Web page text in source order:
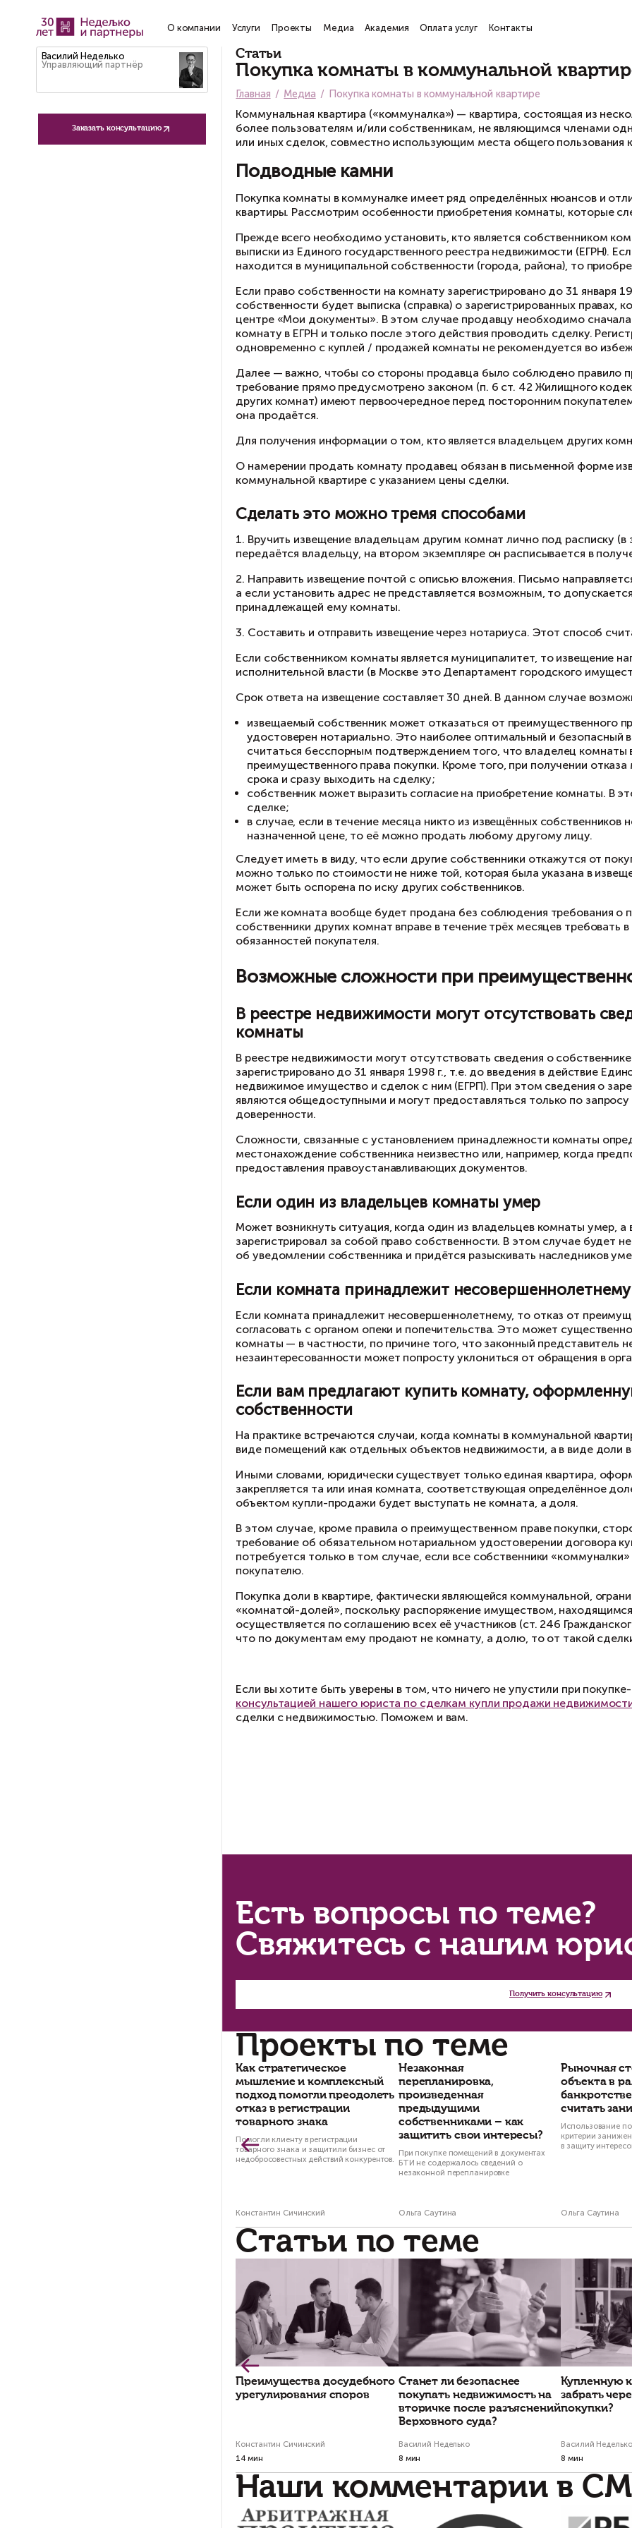
О компании Услуги Проекты Медиа Академия Оплата услуг
Василий Неделько
Статьи
Покупка комнаты в
Главная Медиа Покупка комнаты в коммунальной
Коммунальная квартира («коммуналка») —
или иных сделок, совместно использующим
Подводные камни
Покупка комнаты в коммуналке имеет ряд
квартиры. Рассмотрим особенности
Прежде всего необходимо установить, кто
выписки из Единого государственного реестра
находится в муниципальной собственности
собственности будет выписка (справка) о
центре «Мои документы». В этом случае
комнату в ЕГРН и только после этого действия
одновременно с куплей / продажей комнаты не
Далее — важно, чтобы со стороны продавца
требование прямо предусмотрено законом (п.
она продаётся.
Для получения информации о том, кто является
О намерении продать комнату продавец обязан
коммунальной квартире с указанием цены сделки.
Сделать это можно тремя
1. Вручить извещение владельцам другим
передаётся владельцу, на втором экземпляре
2. Направить извещение почтой с описью
а если установить адрес не представляется
принадлежащей ему комнаты.
3. Составить и отправить извещение через
Если собственником комнаты является
исполнительной власти (в Москве это
Срок ответа на извещение составляет 30 дней.
удостоверен нотариально. Это наиболее
считаться бесспорным подтверждением того,
срока и сразу выходить на сделку;
собственник может выразить согласие на
сделке;
в случае, если в течение месяца никто из
Следует иметь в виду, что если другие
можно только по стоимости не ниже той,
может быть оспорена по иску других
Если же комната вообще будет продана без
собственники других комнат вправе в течение
обязанностей покупателя.
Возможные сложности при
В реестре недвижимости могут
комнаты
В реестре недвижимости могут отсутствовать
зарегистрировано до 31 января 1998 г., т.е. до
недвижимое имущество и сделок с ним (ЕГРП).
доверенности.
местонахождение собственника неизвестно
предоставления правоустанавливающих
Если один из владельцев комнаты
Может возникнуть ситуация, когда один из
зарегистрировал за собой право
об уведомлении собственника и придётся
Если комната принадлежит
Если комната принадлежит
незаинтересованности может попросту
На практике встречаются случаи, когда
виде помещений как отдельных объектов
Иными словами, юридически существует
В этом случае, кроме правила о
требование об обязательном нотариальном
потребуется только в том случае, если все
Покупка доли в квартире, фактически
«комнатой-долей», поскольку распоряжение
осуществляется по соглашению всех её
что по документам ему продают не комнату, а
Если вы хотите быть уверены в том, что ничего
консультацией нашего юриста по сделкам
сделки с недвижимостью. Поможем и вам.
Есть вопросы по
Свяжитесь с